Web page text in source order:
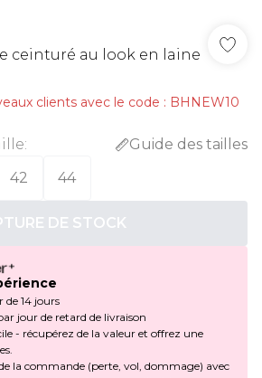
ceinturé au look en laine
clients avec le code : BHNEW10
:
Guide des tailles
42 44
DE STOCK
14 jours
jour de retard de livraison
- récupérez de la valeur et offrez une
la commande (perte, vol, dommage) avec